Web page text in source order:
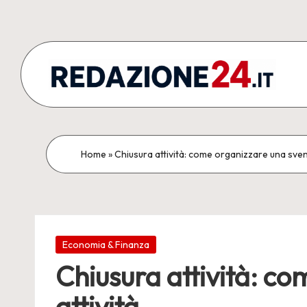
content
R
e
d
z
o
&
Comunicati
Home »Chiusura attività: come organizzare una
Posted
Economia & Finanza
Chiusura attività: